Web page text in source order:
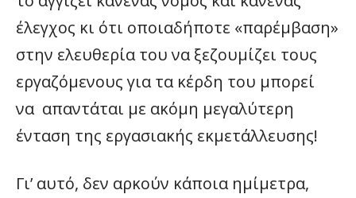
έλεγχος κι ότι οποιαδήποτε «παρέμβαση»
στην ελευθερία του να ξεζουμίζει τους
εργαζόμενους για τα κέρδη του μπορεί
να απαντάται με ακόμη μεγαλύτερη
ένταση της εργασιακής εκμετάλλευσης!
Γι’ αυτό, δεν αρκούν κάποια ημίμετρα,